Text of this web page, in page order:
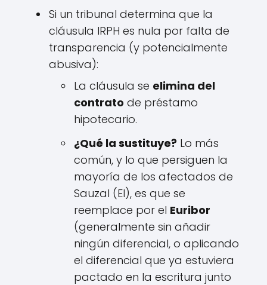
Si un tribunal determina que la
cláusula IRPH es nula por falta de
transparencia (y potencialmente
abusiva):
La cláusula se elimina del
contrato de préstamo
hipotecario.
¿Qué la sustituye? Lo más
común, y lo que persiguen la
mayoría de los afectados de
Sauzal (El), es que se
reemplace por el Euribor
(generalmente sin añadir
ningún diferencial, o aplicando
el diferencial que ya estuviera
pactado en la escritura junto